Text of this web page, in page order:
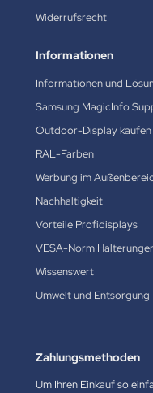
Widerrufsrecht
Informationen
Informationen und
Samsung MagicInfo
Outdoor-Display kaufen
RAL-Farben
Werbung im
Nachhaltigkeit
Vorteile Profidisplays
VESA-Norm
Wissenswert
Umwelt und Entsorgung
Zahlungsmethoden
Um Ihren Einkauf so